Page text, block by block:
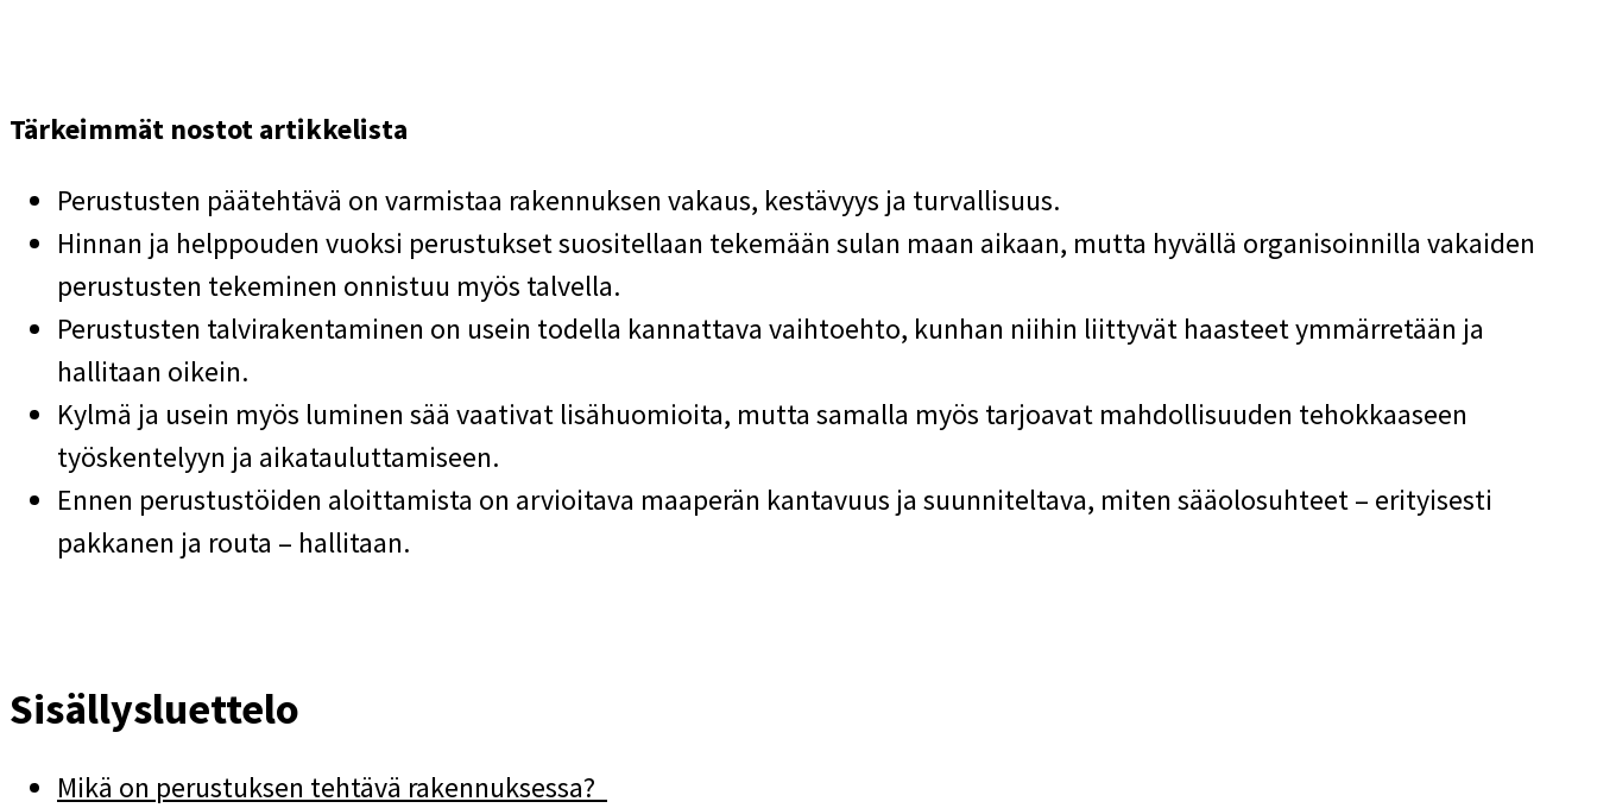
Tärkeimmät nostot artikkelista
Perustusten päätehtävä on varmistaa rakennuksen vakaus, kestävyys ja turvallisuus.
Hinnan ja helppouden vuoksi perustukset suositellaan tekemään sulan maan aikaan, mutta hyvällä organisoinnilla vakaiden
perustusten tekeminen onnistuu myös talvella.
Perustusten talvirakentaminen on usein todella kannattava vaihtoehto, kunhan niihin liittyvät haasteet ymmärretään ja
hallitaan oikein.
Kylmä ja usein myös luminen sää vaativat lisähuomioita, mutta samalla myös tarjoavat mahdollisuuden tehokkaaseen
työskentelyyn ja aikatauluttamiseen.
Ennen perustustöiden aloittamista on arvioitava maaperän kantavuus ja suunniteltava, miten sääolosuhteet – erityisesti
pakkanen ja routa – hallitaan.
Sisällysluettelo
Mikä on perustuksen tehtävä rakennuksessa?